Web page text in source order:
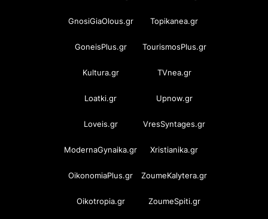
GnosiGiaOlous.gr Topikanea.gr
GoneisPlus.gr TourismosPlus.gr
Kultura.gr TVnea.gr
Loatki.gr Upnow.gr
Loveis.gr VresSyntages.gr
ModernaGynaika.gr Xristianika.gr
OikonomiaPlus.gr ZoumeKalytera.gr
Oikotropia.gr ZoumeSpiti.gr